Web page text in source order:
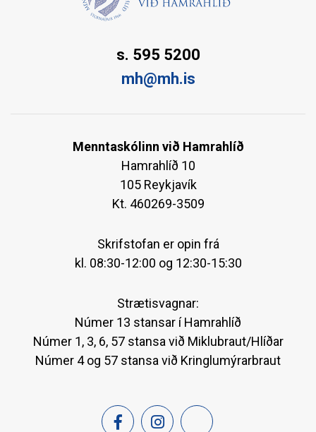
s. 595 5200
mh@mh.is
Menntaskólinn við Hamrahlíð
Hamrahlíð 10
105 Reykjavík
Kt. 460269-3509
Skrifstofan er opin frá
kl. 08:30-12:00 og 12:30-15:30
Strætisvagnar:
Númer 13 stansar í Hamrahlíð
Númer 1, 3, 6, 57 stansa við Miklubraut/Hlíðar
Númer 4 og 57 stansa við Kringlumýrarbraut